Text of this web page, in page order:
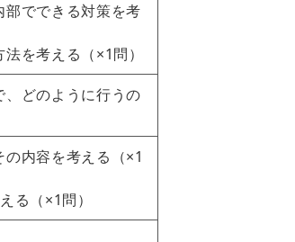
でできる対策を考
を考える（×1問）
どのように行うの
内容を考える（×1
る（×1問）